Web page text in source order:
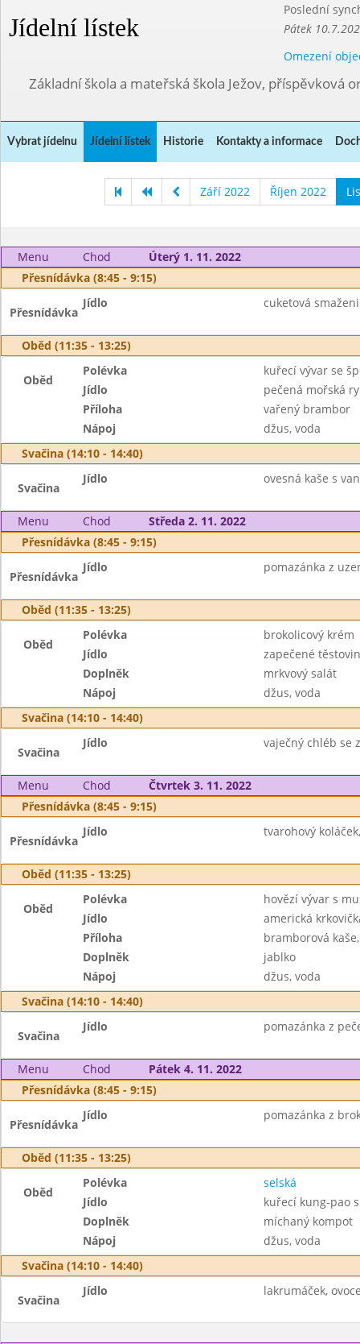
Jídelní lístek
Poslední
Pátek
Omezení
Základní škola a mateřská škola Ježov, příspěvková
Vybrat jídelnu Jídelní lístek Historie Kontakty a informace
Září 2022 Říjen 2022
Menu Chod
Úterý 1. 11. 2022
Přesnídávka (8:45 - 9:15)
Přesnídávka
Jídlo cuketová
Oběd (11:35 - 13:25)
Oběd
Polévka
kuřecí vývar se
Jídlo
pečená mořská
Příloha
vařený brambor
Nápoj
džus, voda
Svačina (14:10 - 14:40)
Svačina
Jídlo ovesná kaše s
Menu Chod
Středa 2. 11. 2022
Přesnídávka (8:45 - 9:15)
Přesnídávka
Jídlo pomazánka z
Oběd (11:35 - 13:25)
Oběd
Polévka
brokolicový krém
Jídlo
zapečené
Doplněk
mrkvový salát
Nápoj
džus, voda
Svačina (14:10 - 14:40)
Svačina
Jídlo vaječný chléb se
Menu Chod
Čtvrtek 3. 11. 2022
Přesnídávka (8:45 - 9:15)
Přesnídávka
Jídlo tvarohový
Oběd (11:35 - 13:25)
Oběd
Polévka
hovězí vývar s
Jídlo
americká
Příloha
bramborová
Doplněk
jablko
Nápoj
džus, voda
Svačina (14:10 - 14:40)
Svačina
Jídlo pomazánka z
Menu Chod
Pátek 4. 11. 2022
Přesnídávka (8:45 - 9:15)
Přesnídávka
Jídlo pomazánka z
Oběd (11:35 - 13:25)
Oběd
Polévka
selská
Jídlo
kuřecí kung-pao
Doplněk
míchaný kompot
Nápoj
džus, voda
Svačina (14:10 - 14:40)
Svačina
Jídlo lakrumáček,